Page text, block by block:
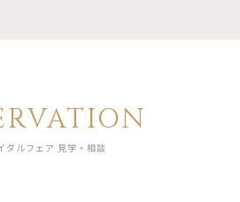
ダルフェア 見学・相談